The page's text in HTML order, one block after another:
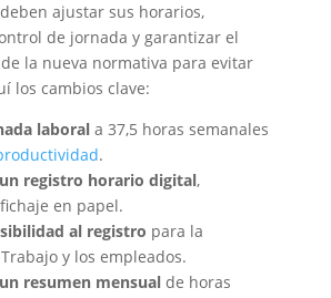
ajustar sus horarios,
de jornada y garantizar el
la nueva normativa para evitar
los cambios clave:
laborala 37,5 horas semanales
.
registro horario digital,
en papel.
al registro para la
y los empleados.
resumen mensualde horas